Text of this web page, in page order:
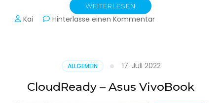
WEITERLESEN
Kai Hinterlasse einen Kommentarzu
Jahressicherung
ALLGEMEIN 17. Juli 2022
CloudReady – Asus VivoBook